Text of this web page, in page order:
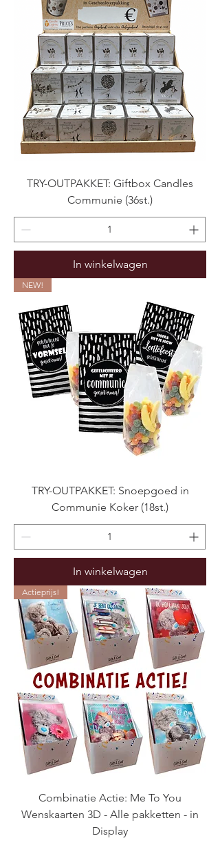
TRY-OUTPAKKET: Giftbox Candles
Communie (36st.)
In winkelwagen
NEW!
TRY-OUTPAKKET: Snoepgoed in
Communie Koker (18st.)
In winkelwagen
Actieprijs!
Combinatie Actie: Me To You
Wenskaarten 3D - Alle pakketten - in
Display